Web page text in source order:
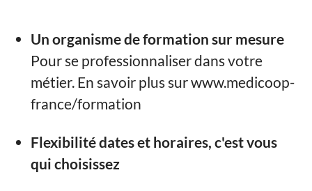
Un organisme de formation sur mesure
Pour se professionnaliser dans votre
métier. En savoir plus sur www.medicoop-
france/formation
Flexibilité dates et horaires, c'est vous
qui choisissez